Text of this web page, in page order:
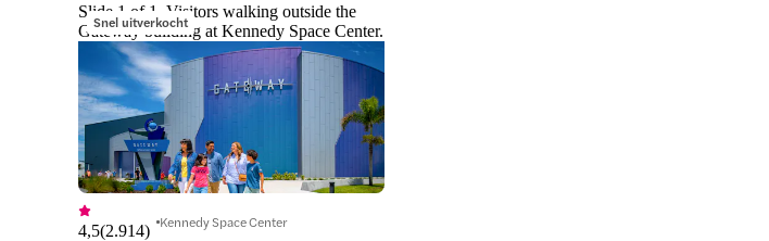
Snel uitverkocht
Slide 1 of 1, Visitors walking outside the
Gateway building at Kennedy Space Center.
4,5(2.914) Kennedy Space Center